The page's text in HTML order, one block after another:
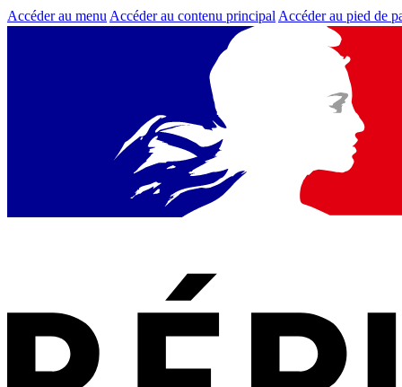
Accéder au menu Accéder au contenu principal Accéder au pied de